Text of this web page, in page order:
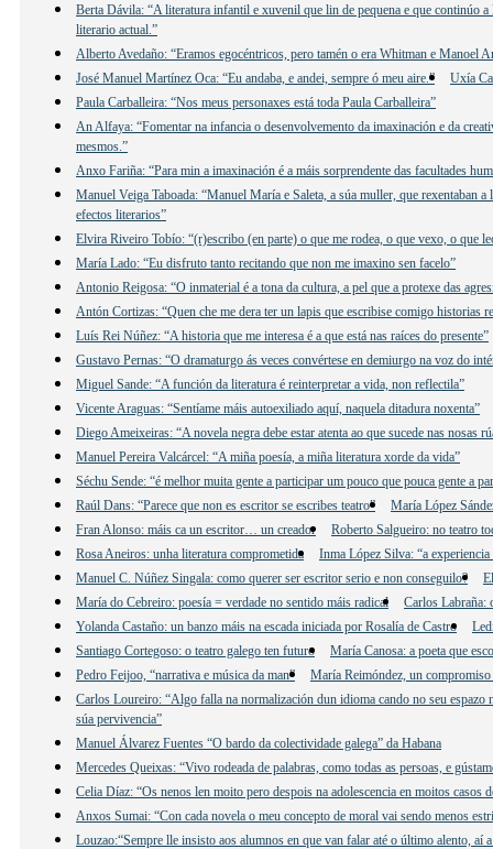
Berta Dávila: “A literatura infantil e xuvenil que lin de pequena e que continúo
literario actual.”
Alberto Avedaño: “Eramos egocéntricos, pero tamén o era Whitman e Manoel
José Manuel Martínez Oca: “Eu andaba, e andei, sempre ó meu aire.”
Uxía
Paula Carballeira: “Nos meus personaxes está toda Paula Carballeira”
An Alfaya: “Fomentar na infancia o desenvolvemento da imaxinación e da
mesmos.”
Anxo Fariña: “Para min a imaxinación é a máis sorprendente das facultades
Manuel Veiga Taboada: “Manuel María e Saleta, a súa muller, que rexentaban
efectos literarios”
Elvira Riveiro Tobío: “(r)escribo (en parte) o que me rodea, o que vexo, o que
María Lado: “Eu disfruto tanto recitando que non me imaxino sen facelo”
Antonio Reigosa: “O inmaterial é a tona da cultura, a pel que a protexe das
Antón Cortizas: “Quen che me dera ter un lapis que escribise comigo historias
Luís Rei Núñez: “A historia que me interesa é a que está nas raíces do presente”
Gustavo Pernas: “O dramaturgo ás veces convértese en demiurgo na voz do
Miguel Sande: “A función da literatura é reinterpretar a vida, non reflectila”
Vicente Araguas: “Sentíame máis autoexiliado aquí, naquela ditadura noxenta”
Diego Ameixeiras: “A novela negra debe estar atenta ao que sucede nas nosas
Manuel Pereira Valcárcel: “A miña poesía, a miña literatura xorde da vida”
Séchu Sende: “é melhor muita gente a participar um pouco que pouca gente a
Raúl Dans: “Parece que non es escritor se escribes teatro”
María López
Fran Alonso: máis ca un escritor… un creador
Roberto Salgueiro: no teatro
Rosa Aneiros: unha literatura comprometida
Inma López Silva: “a
Manuel C. Núñez Singala: como querer ser escritor serio e non conseguilo?
María do Cebreiro: poesía = verdade no sentido máis radical
Carlos Labraña:
Yolanda Castaño: un banzo máis na escada iniciada por Rosalía de Castro
Santiago Cortegoso: o teatro galego ten futuro
María Canosa: a poeta que
Pedro Feijoo, “narrativa e música da man”
María Reimóndez, un compromiso
Carlos Loureiro: “Algo falla na normalización dun idioma cando no seu
súa pervivencia”
Manuel Álvarez Fuentes “O bardo da colectividade galega” da Habana
Mercedes Queixas: “Vivo rodeada de palabras, como todas as persoas, e
Celia Díaz: “Os nenos len moito pero despois na adolescencia en moitos casos
Anxos Sumai: “Con cada novela o meu concepto de moral vai sendo menos
Louzao:“Sempre lle insisto aos alumnos en que van falar até o último alento, aí